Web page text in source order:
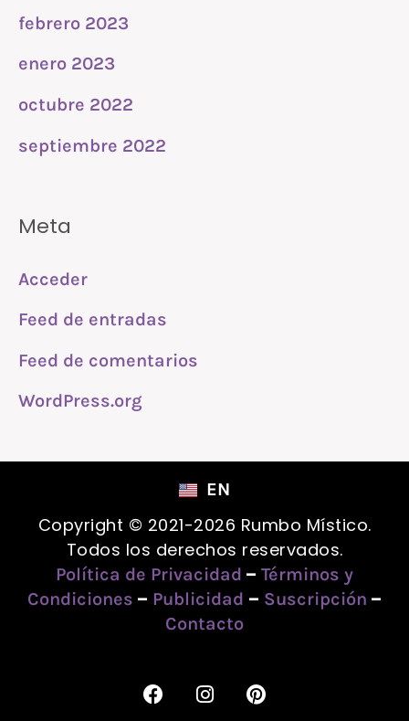
febrero 2023
enero 2023
octubre 2022
septiembre 2022
Meta
Acceder
Feed de entradas
Feed de comentarios
WordPress.org
EN
Copyright © 2021-2026 Rumbo Místico.
Todos los derechos reservados.
Política de Privacidad –Términos y
Condiciones – Publicidad – Suscripción –
Contacto
F
a
I
n
P
i